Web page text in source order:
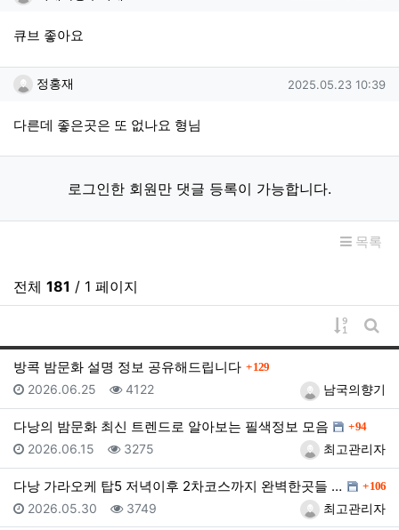
큐브 좋아요
정홍재님의 댓글
정홍재 작성일
2025.05.23 10:39
다른데 좋은곳은 또 없나요 형님
로그인한 회원만 댓글 등록이 가능합니다.
목록
전체 181 / 1 페이지
게시물
게
방콕 밤문화 설명 정보 공유해드립니다 댓글
129
등록자남국의향기
등록일
2026.06.25 조회
4122
다낭의 밤문화 최신 트렌드로 알아보는 필색정보 모음 댓글
94
등록자최고관리자
등록일
2026.06.15 조회
3275
다낭 가라오케 탑5 저녁이후 2차코스까지 완벽한곳들 소… 댓글
106
등록자최고관리자
등록일
2026.05.30 조회
3749